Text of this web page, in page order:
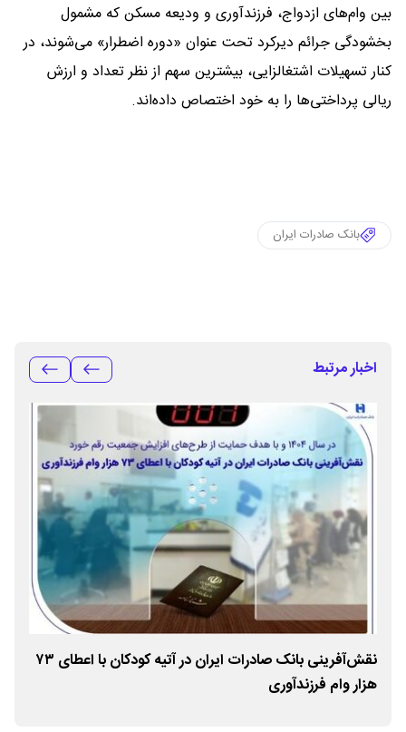
بین وام‌های ازدواج، فرزندآوری و ودیعه مسکن که مشمول
بخشودگی جرائم دیرکرد تحت عنوان «دوره اضطرار» می‌شوند، در
کنار تسهیلات اشتغالزایی، بیشترین سهم از نظر تعداد و ارزش
ریالی پرداختی‌ها را به خود اختصاص داده‌اند.
بانک صادرات ایران
اخبار مرتبط
نقش‌آفرینی بانک صادرات ایران در آتیه کودکان با اعطای ۷۳
هزار وام فرزندآوری